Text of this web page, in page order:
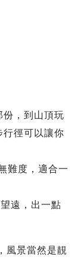
份，到山頂玩
行徑可以讓你
難度，適合一
遠，出一點
風景當然是靚